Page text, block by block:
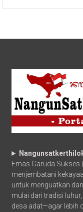
Emas Garuda Sukses
menjembatani
untuk menguatkan
mulai dari tradisi
desa adat—agar lebih